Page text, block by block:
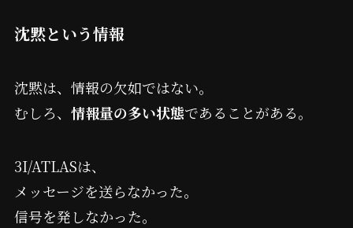
沈黙という情報
沈黙は、情報の欠如ではない。
むしろ、 情報量の多い状態であることがある。
3I/ATLASは、
メッセージを送らなかった。
信号を発しなかった。